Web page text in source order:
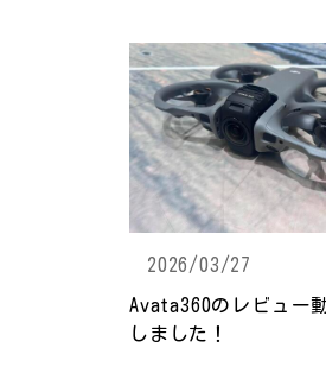
2026/03/27
Avata360のレビュー
しました！